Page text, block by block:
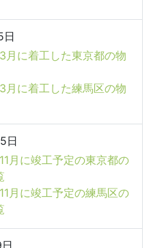
日
月に着工した東京都の物
月に着工した練馬区の物
日
月に竣工予定の東京都の
月に竣工予定の練馬区の